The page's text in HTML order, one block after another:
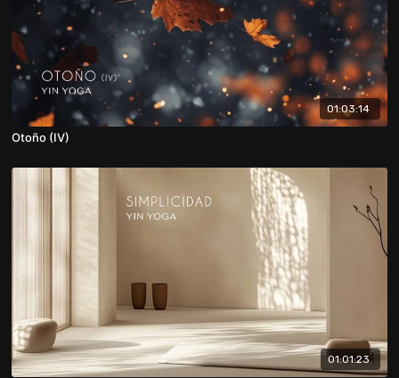
01:03:14
Otoño (IV)
01:01:23